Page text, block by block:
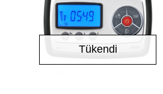
Tükendi